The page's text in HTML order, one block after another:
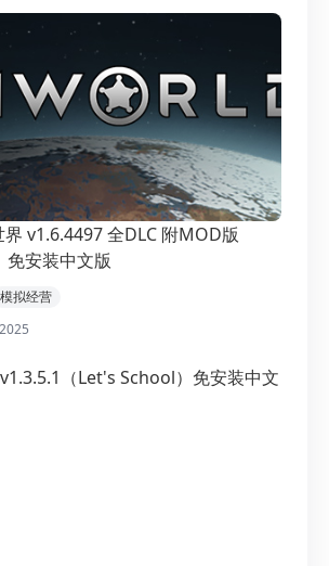
v1.6.4497 全DLC 附MOD版
免安装中文版
模拟经营